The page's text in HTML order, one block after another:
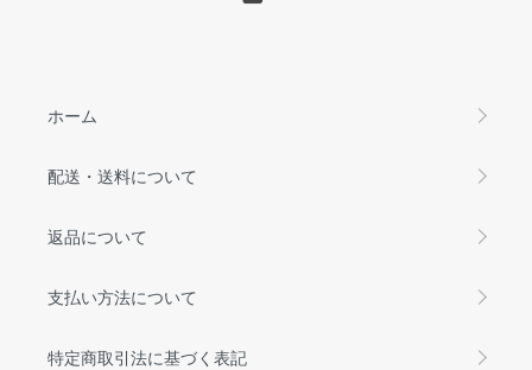
ホーム
配送・送料について
返品について
支払い方法について
特定商取引法に基づく表記